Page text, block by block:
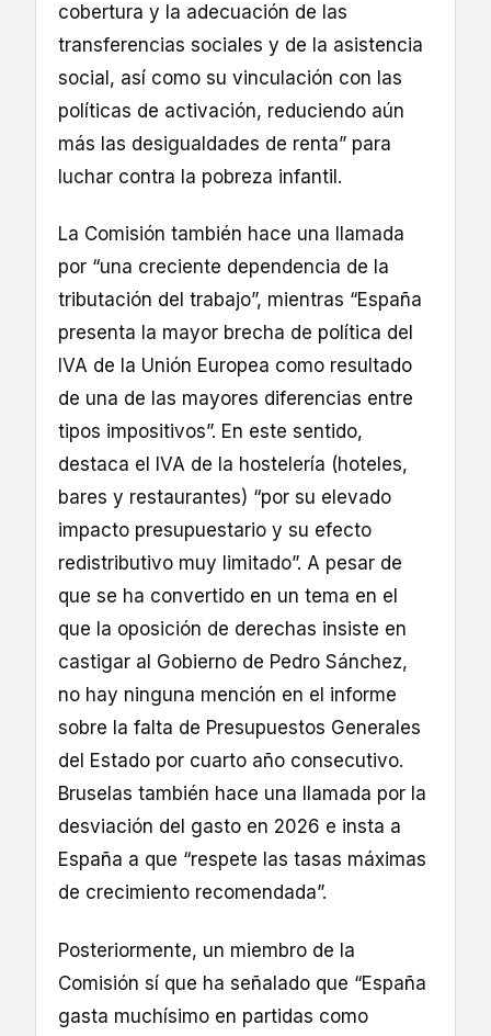
cobertura y la adecuación de las
transferencias sociales y de la asistencia
social, así como su vinculación con las
políticas de activación, reduciendo aún
más las desigualdades de renta” para
luchar contra la pobreza infantil.
La Comisión también hace una llamada
por “una creciente dependencia de la
tributación del trabajo”, mientras “España
presenta la mayor brecha de política del
IVA de la Unión Europea como resultado
de una de las mayores diferencias entre
tipos impositivos”. En este sentido,
destaca el IVA de la hostelería (hoteles,
bares y restaurantes) “por su elevado
impacto presupuestario y su efecto
redistributivo muy limitado”. A pesar de
que se ha convertido en un tema en el
que la oposición de derechas insiste en
castigar al Gobierno de Pedro Sánchez,
no hay ninguna mención en el informe
sobre la falta de Presupuestos Generales
del Estado por cuarto año consecutivo.
Bruselas también hace una llamada por la
desviación del gasto en 2026 e insta a
España a que “respete las tasas máximas
de crecimiento recomendada”.
Posteriormente, un miembro de la
Comisión sí que ha señalado que “España
gasta muchísimo en partidas como